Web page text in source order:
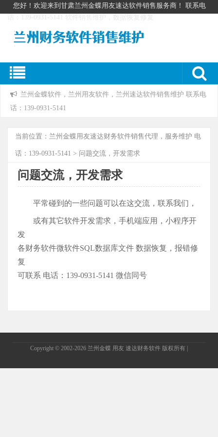
您好！欢迎来到甘肃兰州金蝶用友速达软件销售服务商！ 联系电
话：139-0931-5141 软件销售维护，数据恢复修复
兰州金蝶软件，兰州用友软件，兰州速达软件销售维护 联系电
话：139-0931-5141
当前位置： 兰州金蝶用友速达财务软件销售代理，服务维护 电
话：139-0931-5141 > 问题交流，开发需求
问题交流，开发需求
平常碰到的一些问题可以在这交流，联系我们，
或有其它软件开发需求，手机端应用，小程序开
发
各财务软件微软件SQL数据库文件 数据恢复，报错修
复
可联系 电话：139-0931-5141 微信同号
Copyright © 2002-2026 兰州金蝶 用友 速达财务软件 版权所有